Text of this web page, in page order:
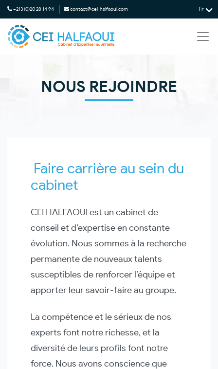
+213 (0)20 28 14 94 contact@cei-halfaoui.com Fr
NOUS REJOINDRE
Faire carrière au sein du
cabinet
CEI HALFAOUI est un cabinet de
conseil et d’expertise en constante
évolution. Nous sommes à la recherche
permanente de nouveaux talents
susceptibles de renforcer l’équipe et
apporter leur savoir-faire au groupe.
La compétence et le sérieux de nos
experts font notre richesse, et la
diversité de leurs profils font notre
force. Nous avons conscience que